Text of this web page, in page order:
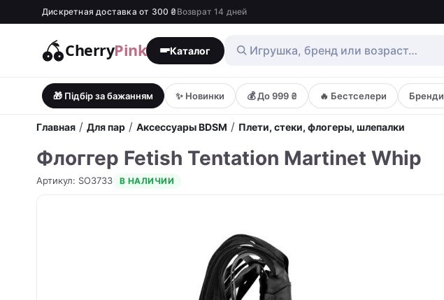
Дискретная доставка от 300 ₴Возврат 14 дней
CherryPink Каталог
🎁 Підбір за бажанням ✨ Новинки 💰 До 999 ₴ 🔥 Бестселери Бренди
Главная / Для пар / Аксессуары BDSM / Плети, стеки, флогеры, шлепалки
Флоггер Fetish Tentation Martinet Whip
Артикул: SO3733 В НАЛИЧИИ